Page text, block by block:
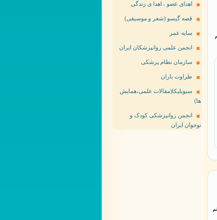
اهدای عضو ، اهدا ی زندگی
قصه گیسو (شعر و موسیقی)
سایه عمر
انجمن علمی روانپزشکان ایران
سازمان نظام پزشکی
طراوت باران
سیویلیکا(مقالات علمی،همایش
ها)
انجمن روانپزشکی کودک و
نوجوان ایران